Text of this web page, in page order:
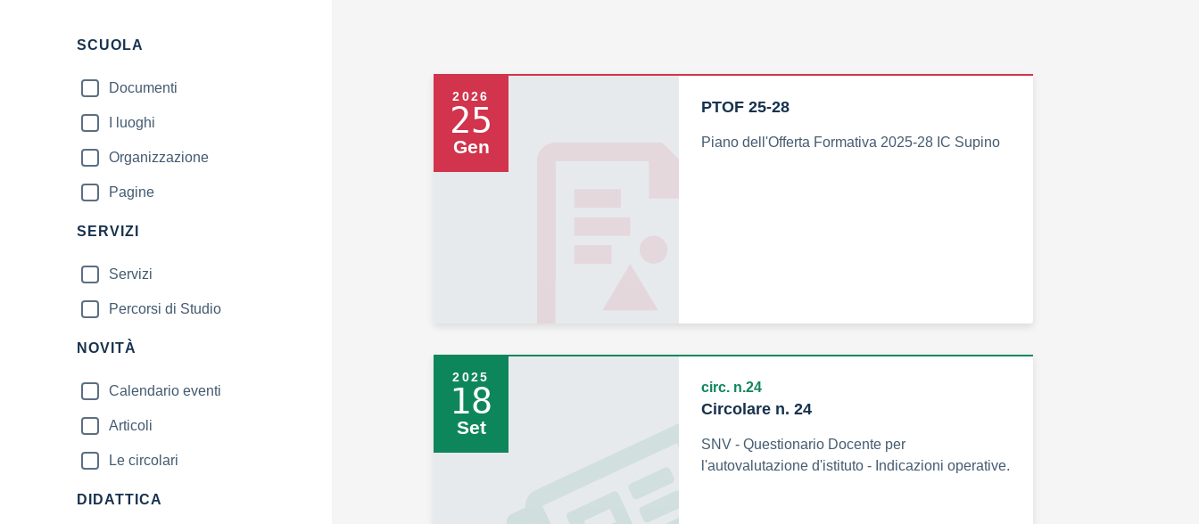
Filtri
SCUOLA
Documenti
I luoghi
Organizzazione
Pagine
SERVIZI
Servizi
Percorsi di Studio
NOVITÀ
Calendario eventi
Articoli
Le circolari
DIDATTICA
2026
25
Gen
PTOF 25-28
Piano dell'Offerta Formativa 2025-28 IC Supino
2025
18
Set
circ. n.24
Circolare n. 24
SNV - Questionario Docente per
l'autovalutazione d'istituto - Indicazioni operative.